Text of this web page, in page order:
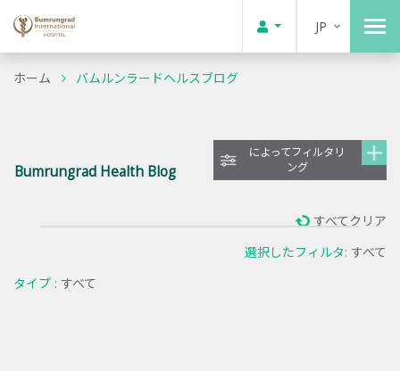
JP
ホーム バムルンラードヘルスブログ
Bumrungrad Health Blog
によってフィルタリ
ング
選択したフィルタ: すべて
タイプ : すべて
すべてクリア